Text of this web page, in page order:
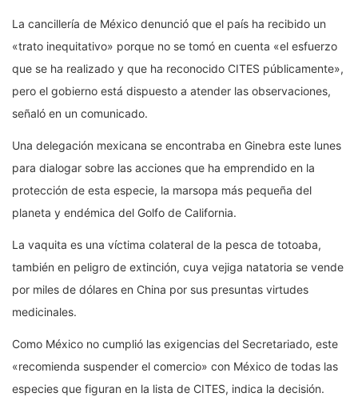
La cancillería de México denunció que el país ha recibido un
«trato inequitativo» porque no se tomó en cuenta «el esfuerzo
que se ha realizado y que ha reconocido CITES públicamente»,
pero el gobierno está dispuesto a atender las observaciones,
señaló en un comunicado.
Una delegación mexicana se encontraba en Ginebra este lunes
para dialogar sobre las acciones que ha emprendido en la
protección de esta especie, la marsopa más pequeña del
planeta y endémica del Golfo de California.
La vaquita es una víctima colateral de la pesca de totoaba,
también en peligro de extinción, cuya vejiga natatoria se vende
por miles de dólares en China por sus presuntas virtudes
medicinales.
Como México no cumplió las exigencias del Secretariado, este
«recomienda suspender el comercio» con México de todas las
especies que figuran en la lista de CITES, indica la decisión.